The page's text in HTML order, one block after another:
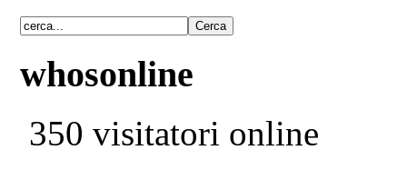
whosonline
350 visitatori online